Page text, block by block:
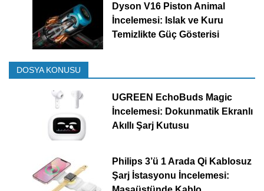
Dyson V16 Piston Animal
İncelemesi: Islak ve Kuru
Temizlikte Güç Gösterisi
DOSYA KONUSU
UGREEN EchoBuds Magic
İncelemesi: Dokunmatik Ekranlı
Akıllı Şarj Kutusu
Philips 3’ü 1 Arada Qi Kablosuz
Şarj İstasyonu İncelemesi: